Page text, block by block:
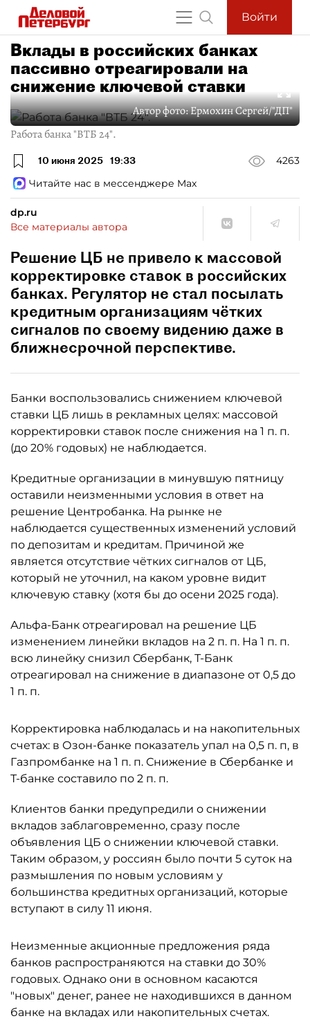
Войти
Вклады в российских банках
пассивно отреагировали на
снижение ключевой ставки
Автор фото:Ермохин Сергей/"ДП"
Работа банка "ВТБ 24".
10 июня 2025 19:33
4263
Читайте нас в мессенджере Max
dp.ru
Все материалы автора
Решение ЦБ не привело к массовой
корректировке ставок в российских
банках. Регулятор не стал посылать
кредитным организациям чётких
сигналов по своему видению даже в
ближнесрочной перспективе.
Банки воспользовались снижением ключевой
ставки ЦБ лишь в рекламных целях: массовой
корректировки ставок после снижения на 1 п. п.
(до 20% годовых) не наблюдается.
Кредитные организации в минувшую пятницу
оставили неизменными условия в ответ на
решение Центробанка. На рынке не
наблюдается существенных изменений условий
по депозитам и кредитам. Причиной же
является отсутствие чётких сигналов от ЦБ,
который не уточнил, на каком уровне видит
ключевую ставку (хотя бы до осени 2025 года).
Альфа-Банк отреагировал на решение ЦБ
изменением линейки вкладов на 2 п. п. На 1 п. п.
всю линейку снизил Сбербанк, Т-Банк
отреагировал на снижение в диапазоне от 0,5 до
1 п. п.
Корректировка наблюдалась и на накопительных
счетах: в Озон-банке показатель упал на 0,5 п. п, в
Газпромбанке на 1 п. п. Снижение в Сбербанке и
Т-банке составило по 2 п. п.
Клиентов банки предупредили о снижении
вкладов заблаговременно, сразу после
объявления ЦБ о снижении ключевой ставки.
Таким образом, у россиян было почти 5 суток на
размышления по новым условиям у
большинства кредитных организаций, которые
вступают в силу 11 июня.
Неизменные акционные предложения ряда
банков распространяются на ставки до 30%
годовых. Однако они в основном касаются
"новых" денег, ранее не находившихся в данном
банке на вкладах или накопительных счетах.